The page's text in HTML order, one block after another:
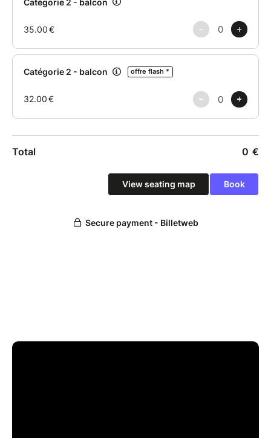
Ces artistes forment une véritable « DREAM TEAM
du BLUES » avec une alchimie explosive, où les
guitares s’entrelacent, les voix se répondent et
l’énergie se déchaîne.